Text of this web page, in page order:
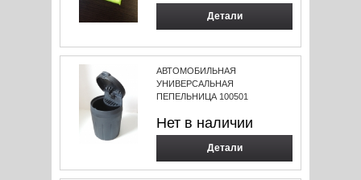
Детали
АВТОМОБИЛЬНАЯ
УНИВЕРСАЛЬНАЯ
ПЕПЕЛЬНИЦА 100501
Нет в наличии
Детали